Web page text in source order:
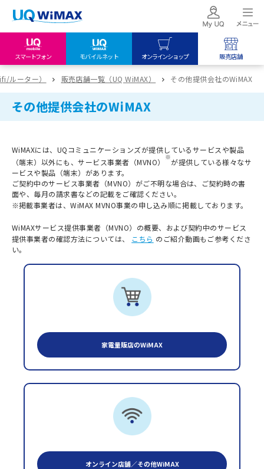
スマートフォン モバイルネット オンラインショップ 販売店舗
my UQ WiMAX
UQ WiMAX ご契約の方
My UQ mobile
UQ mobile
データチャージサイト
UQ mobile
オンラインショップ
UQ WiMAX
UQ mobile
販売店舗
UQ WiMAX
ルーター） 販売店舗一覧（UQ WiMAX） その他提供会社のWiMAX
その他提供会社のWiMAX
WiMAXには、UQコミュニケーションズが提供しているサービスや製品
（端末）以外にも、サービス事業者（MVNO）
※
が提供している様々なサ
ービスや製品（端末）があります。
ご契約中のサービス事業者（MVNO）がご不明な場合は、ご契約時の書
面や、毎月の請求書などの記載をご確認ください。
※掲載事業者は、WiMAX MVNO事業の申し込み順に掲載しております。
WiMAXサービス提供事業者（MVNO）の概要、および契約中のサービス
提供事業者の確認方法については、
こちら のご紹介動画もご参考くださ
い。
家電量販店のWiMAX
オンライン店舗／その他WiMAX